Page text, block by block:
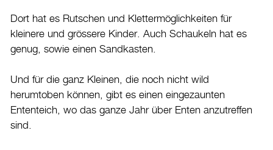
Dort hat es Rutschen und Klettermöglichkeiten für
kleinere und grössere Kinder. Auch Schaukeln hat es
genug, sowie einen Sandkasten.
Und für die ganz Kleinen, die noch nicht wild
herumtoben können, gibt es einen eingezaunten
Ententeich, wo das ganze Jahr über Enten anzutreffen
sind.